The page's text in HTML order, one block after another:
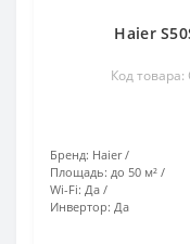
Haier
Код
Бренд: Haier
Площадь: до 50 м²
Wi-Fi: Да
Инвертор: Да